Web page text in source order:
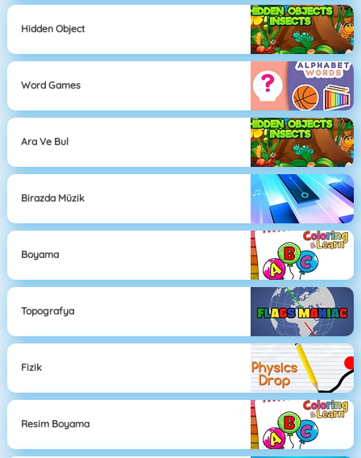
Hidden Object
Word Games
Ara Ve Bul
Birazda Müzik
Boyama
Topografya
Fizik
Resim Boyama